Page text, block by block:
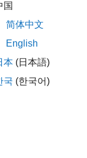
output signal is a
a vector or a
The unit at the
units, then the
is the base
Propagation
国
简体中文
English
本 (日本語)
국 (한국어)